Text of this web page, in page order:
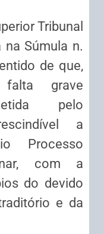
Tribunal
na Súmula n.
de que,
grave
pelo
a
Processo
com a
do devido
e da